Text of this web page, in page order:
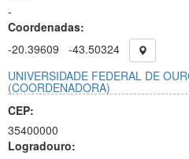
-
Coordenadas:
-20.39609
-43.50324
UNIVERSIDADE FEDERAL DE
(COORDENADORA)
CEP:
35400000
Logradouro: